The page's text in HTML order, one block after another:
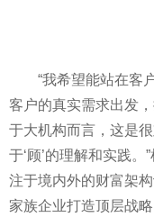
“我希望能站在客
客户的真实需求出发
于大机构而言，这是
于‘顾’的理解和实践。
注于境内外的财富架
家族企业打造顶层战